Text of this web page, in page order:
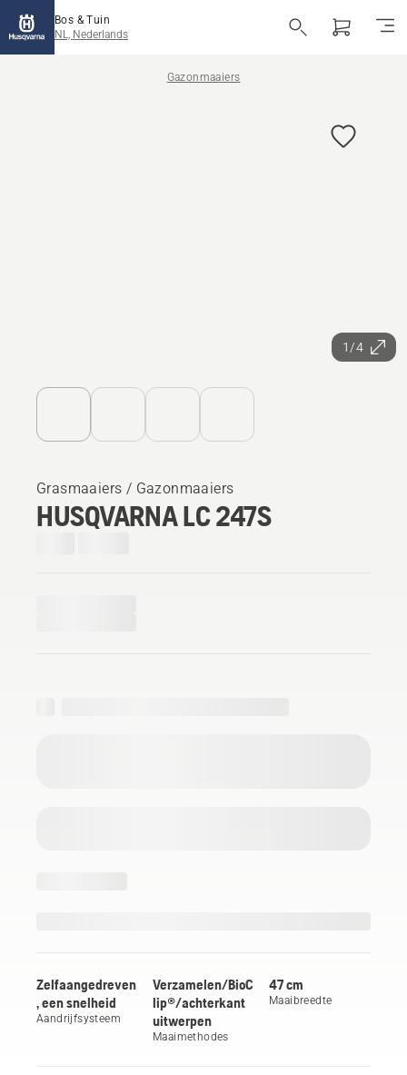
Bos & Tuin
NL, Nederlands
Gazonmaaiers
1/4
Grasmaaiers / Gazonmaaiers
HUSQVARNA LC 247S
Zelfaangedreven
, een snelheid
Aandrijfsysteem
Verzamelen/BioC
lip®/achterkant
uitwerpen
Maaimethodes
47 cm
Maaibreedte